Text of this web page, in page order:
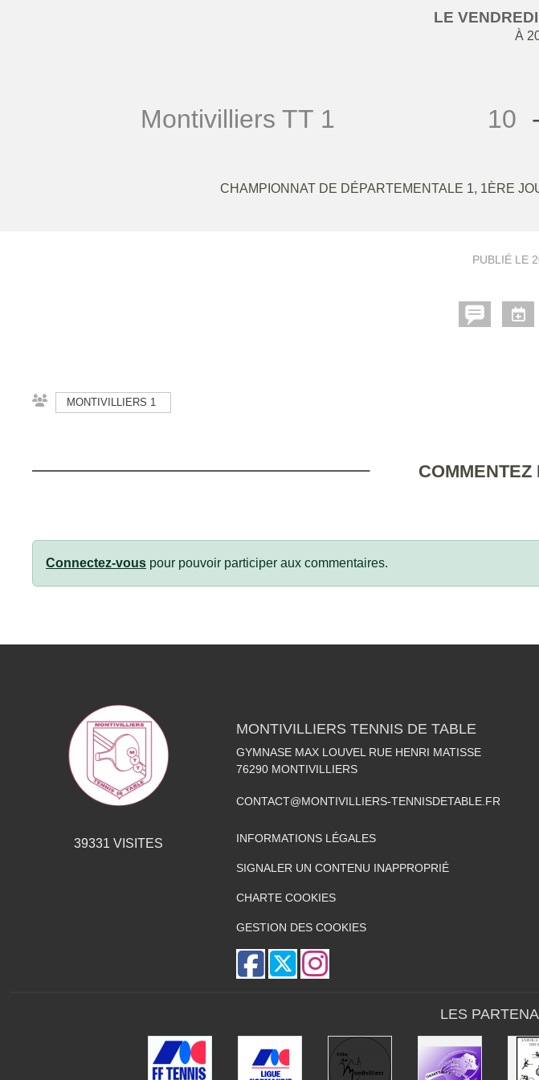
LE VENDREDI
À
Montivilliers TT 1 10 -
CHAMPIONNAT DE DÉPARTEMENTALE 1, 1ÈRE
PUBLIÉ LE
MONTIVILLIERS 1
COMMENTEZ
Connectez-vous pour pouvoir participer aux commentaires.
39331 VISITES
MONTIVILLIERS TENNIS DE TABLE
GYMNASE MAX LOUVEL RUE HENRI MATISSE
76290 MONTIVILLIERS
CONTACT@MONTIVILLIERS-TENNISDETABLE.FR
INFORMATIONS LÉGALES
SIGNALER UN CONTENU INAPPROPRIÉ
CHARTE COOKIES
GESTION DES COOKIES
LES